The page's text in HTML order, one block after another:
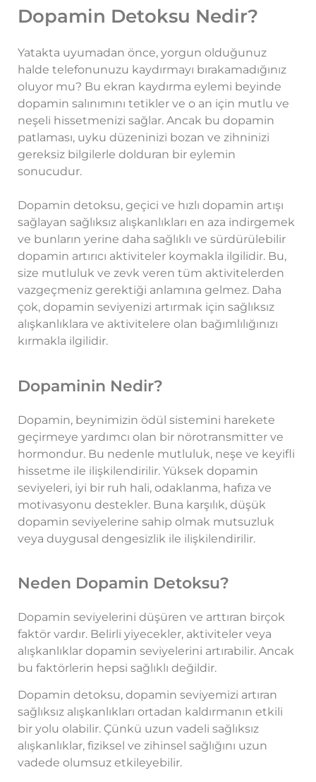
Dopamin Detoksu Nedir?
Yatakta uyumadan önce, yorgun olduğunuz
halde telefonunuzu kaydırmayı bırakamadığınız
oluyor mu? Bu ekran kaydırma eylemi beyinde
dopamin salınımını tetikler ve o an için mutlu ve
neşeli hissetmenizi sağlar. Ancak bu dopamin
patlaması, uyku düzeninizi bozan ve zihninizi
gereksiz bilgilerle dolduran bir eylemin
sonucudur.
Dopamin detoksu, geçici ve hızlı dopamin artışı
sağlayan sağlıksız alışkanlıkları en aza indirgemek
ve bunların yerine daha sağlıklı ve sürdürülebilir
dopamin artırıcı aktiviteler koymakla ilgilidir. Bu,
size mutluluk ve zevk veren tüm aktivitelerden
vazgeçmeniz gerektiği anlamına gelmez. Daha
çok, dopamin seviyenizi artırmak için sağlıksız
alışkanlıklara ve aktivitelere olan bağımlılığınızı
kırmakla ilgilidir.
Dopaminin Nedir?
Dopamin, beynimizin ödül sistemini harekete
geçirmeye yardımcı olan bir nörotransmitter ve
hormondur. Bu nedenle mutluluk, neşe ve keyifli
hissetme ile ilişkilendirilir. Yüksek dopamin
seviyeleri, iyi bir ruh hali, odaklanma, hafıza ve
motivasyonu destekler. Buna karşılık, düşük
dopamin seviyelerine sahip olmak mutsuzluk
veya duygusal dengesizlik ile ilişkilendirilir.
Neden Dopamin Detoksu?
Dopamin seviyelerini düşüren ve arttıran birçok
faktör vardır. Belirli yiyecekler, aktiviteler veya
alışkanlıklar dopamin seviyelerini artırabilir. Ancak
bu faktörlerin hepsi sağlıklı değildir.
Dopamin detoksu, dopamin seviyemizi artıran
sağlıksız alışkanlıkları ortadan kaldırmanın etkili
bir yolu olabilir. Çünkü uzun vadeli sağlıksız
alışkanlıklar, fiziksel ve zihinsel sağlığını uzun
vadede olumsuz etkileyebilir.